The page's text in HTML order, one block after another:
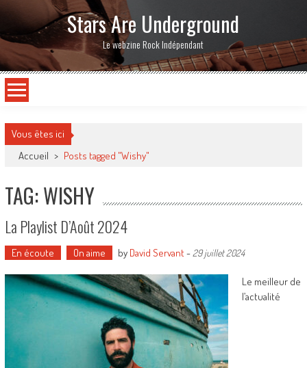
Stars Are Underground
Le webzine Rock Indépendant
Vous êtes ici
Accueil > Posts tagged "Wishy"
TAG: WISHY
La Playlist D’Août 2024
En écoute On aime by David Servant- 29 juillet 2024
Le meilleur de
l’actualité